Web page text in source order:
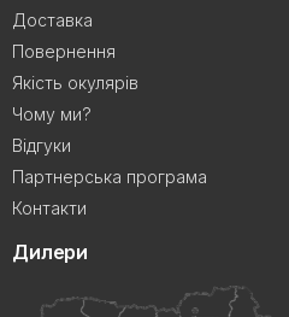
Доставка
Повернення
Якість окулярів
Чому ми?
Відгуки
Партнерська програма
Контакти
Дилери